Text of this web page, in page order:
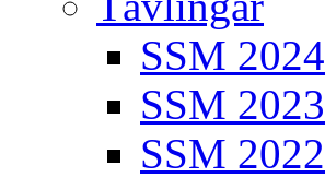
SSM 2024
SSM 2023
SSM 2022